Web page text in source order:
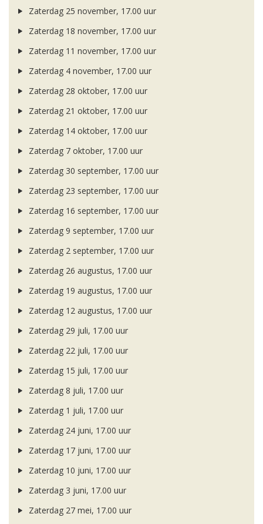
Zaterdag 25 november, 17.00 uur
Zaterdag 18 november, 17.00 uur
Zaterdag 11 november, 17.00 uur
Zaterdag 4 november, 17.00 uur
Zaterdag 28 oktober, 17.00 uur
Zaterdag 21 oktober, 17.00 uur
Zaterdag 14 oktober, 17.00 uur
Zaterdag 7 oktober, 17.00 uur
Zaterdag 30 september, 17.00 uur
Zaterdag 23 september, 17.00 uur
Zaterdag 16 september, 17.00 uur
Zaterdag 9 september, 17.00 uur
Zaterdag 2 september, 17.00 uur
Zaterdag 26 augustus, 17.00 uur
Zaterdag 19 augustus, 17.00 uur
Zaterdag 12 augustus, 17.00 uur
Zaterdag 29 juli, 17.00 uur
Zaterdag 22 juli, 17.00 uur
Zaterdag 15 juli, 17.00 uur
Zaterdag 8 juli, 17.00 uur
Zaterdag 1 juli, 17.00 uur
Zaterdag 24 juni, 17.00 uur
Zaterdag 17 juni, 17.00 uur
Zaterdag 10 juni, 17.00 uur
Zaterdag 3 juni, 17.00 uur
Zaterdag 27 mei, 17.00 uur